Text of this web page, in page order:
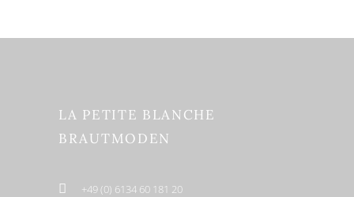
LA PETITE BLANCHE
BRAUTMODEN
+49 (0) 6134 60 181 20